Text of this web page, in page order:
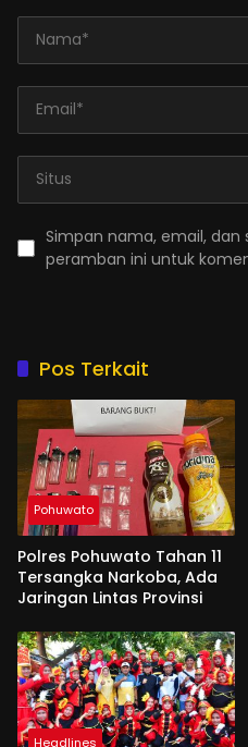
Simpan nama, email, dan
peramban ini untuk
Pos Terkait
Pohuwato
Polres Pohuwato Tahan 11
Tersangka Narkoba, Ada
Jaringan Lintas Provinsi
Headlines